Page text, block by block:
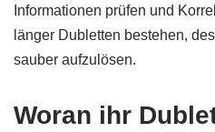
Informationen prüfen und
länger Dubletten bestehen,
sauber aufzulösen.
Woran ihr